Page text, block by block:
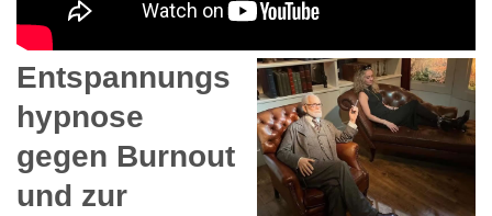
Entspannungs
hypnose
gegen Burnout
und zur